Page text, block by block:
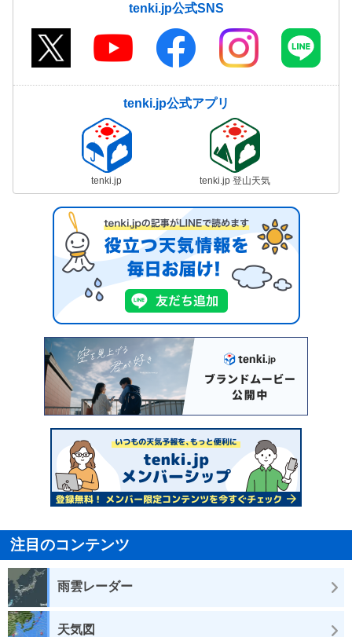
tenki.jp公式SNS
tenki.jp公式アプリ
tenki.jp tenki.jp 登山天気
注目のコンテンツ
雨雲レーダー
天気図